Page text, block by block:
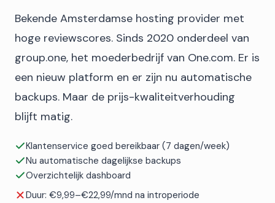
Bekende Amsterdamse hosting provider met
hoge reviewscores. Sinds 2020 onderdeel van
group.one, het moederbedrijf van One.com. Er is
een nieuw platform en er zijn nu automatische
backups. Maar de prijs-kwaliteitverhouding
blijft matig.
Klantenservice goed bereikbaar (7 dagen/week)
Nu automatische dagelijkse backups
Overzichtelijk dashboard
Duur: €9,99–€22,99/mnd na introperiode